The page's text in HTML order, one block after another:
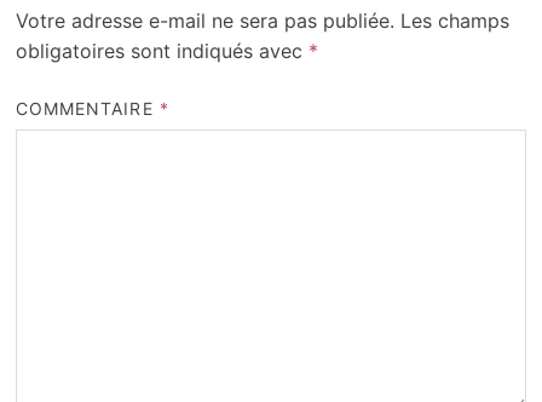
Votre adresse e-mail ne sera pas publiée. Les champs
obligatoires sont indiqués avec *
COMMENTAIRE *